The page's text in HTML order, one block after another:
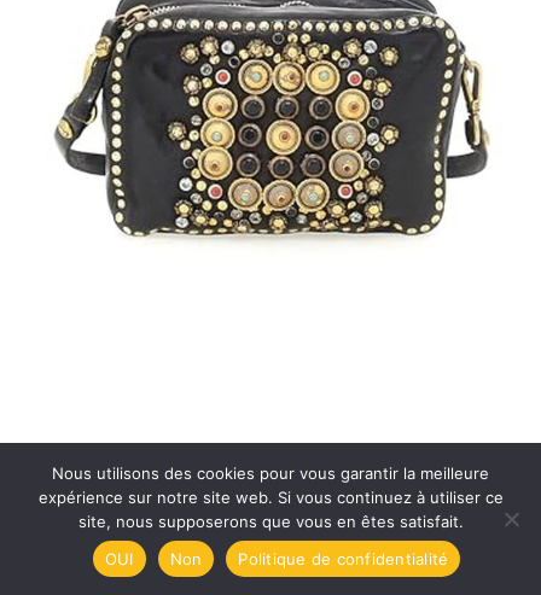
Test : sacoche cuir Time resistance, élégance italienne
pour ordinateur portable
Nous utilisons des cookies pour vous garantir la meilleure
expérience sur notre site web. Si vous continuez à utiliser ce
site, nous supposerons que vous en êtes satisfait.
OUI
Non Politique de confidentialité